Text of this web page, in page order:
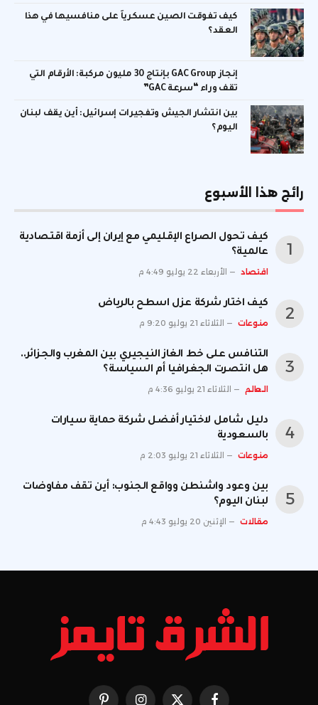
كيف تفوقت الصين عسكرياً على منافسيها في هذا
العقد؟
إنجاز GAC Group بإنتاج 30 مليون مركبة: الأرقام التي
تقف وراء “سرعة GAC”
بين انتشار الجيش وتفجيرات إسرائيل: أين يقف لبنان
اليوم؟
رائج هذا الأسبوع
كيف تحول الصراع الإقليمي مع إيران إلى أزمة اقتصادية
عالمية؟
اقتصاد الأربعاء 22 يوليو 4:49 م
كيف اختار شركة عزل اسطح بالرياض
منوعات الثلاثاء 21 يوليو 9:20 م
التنافس على خط الغاز النيجيري بين المغرب والجزائر..
هل انتصرت الجغرافيا أم السياسة؟
العالم الثلاثاء 21 يوليو 4:36 م
دليل شامل لاختيار أفضل شركة حماية سيارات
بالسعودية
منوعات الثلاثاء 21 يوليو 2:03 م
بين وعود واشنطن وواقع الجنوب: أين تقف مفاوضات
لبنان اليوم؟
مقالات الإثنين 20 يوليو 4:43 م